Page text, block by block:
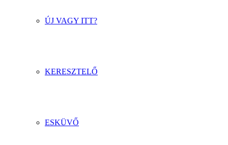
ÚJ VAGY ITT?
KERESZTELŐ
ESKÜVŐ